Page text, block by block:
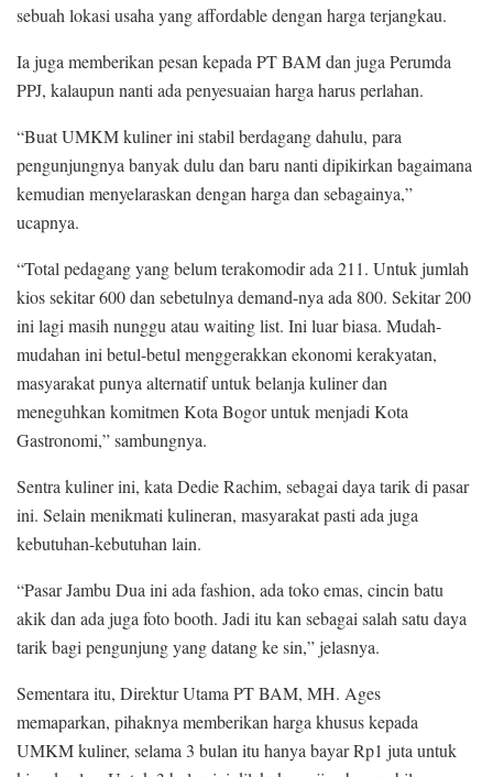
sebuah lokasi usaha yang affordable dengan harga terjangkau.
Ia juga memberikan pesan kepada PT BAM dan juga Perumda
PPJ, kalaupun nanti ada penyesuaian harga harus perlahan.
“Buat UMKM kuliner ini stabil berdagang dahulu, para
pengunjungnya banyak dulu dan baru nanti dipikirkan bagaimana
kemudian menyelaraskan dengan harga dan sebagainya,”
ucapnya.
“Total pedagang yang belum terakomodir ada 211. Untuk jumlah
kios sekitar 600 dan sebetulnya demand-nya ada 800. Sekitar 200
ini lagi masih nunggu atau waiting list. Ini luar biasa. Mudah-
mudahan ini betul-betul menggerakkan ekonomi kerakyatan,
masyarakat punya alternatif untuk belanja kuliner dan
meneguhkan komitmen Kota Bogor untuk menjadi Kota
Gastronomi,” sambungnya.
Sentra kuliner ini, kata Dedie Rachim, sebagai daya tarik di pasar
ini. Selain menikmati kulineran, masyarakat pasti ada juga
kebutuhan-kebutuhan lain.
“Pasar Jambu Dua ini ada fashion, ada toko emas, cincin batu
akik dan ada juga foto booth. Jadi itu kan sebagai salah satu daya
tarik bagi pengunjung yang datang ke sin,” jelasnya.
Sementara itu, Direktur Utama PT BAM, MH. Ages
memaparkan, pihaknya memberikan harga khusus kepada
UMKM kuliner, selama 3 bulan itu hanya bayar Rp1 juta untuk